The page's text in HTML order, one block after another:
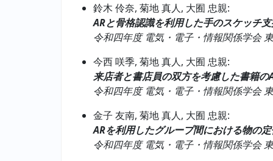
鈴木 伶奈, 菊地 真人, 大囿 忠親:
ARと骨格認識を利用した手のスケッチ
令和四年度 電気・電子・情報関係学会
今西 咲季, 菊地 真人, 大囿 忠親:
来店者と書店員の双方を考慮した書籍
令和四年度 電気・電子・情報関係学会
金子 友南, 菊地 真人, 大囿 忠親:
ARを利用したグループ間における物の
令和四年度 電気・電子・情報関係学会